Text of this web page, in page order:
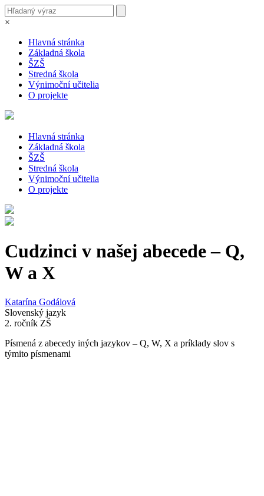
×
Hlavná stránka
Základná škola
ŠZŠ
Stredná škola
Výnimoční učitelia
O projekte
Hlavná stránka
Základná škola
ŠZŠ
Stredná škola
Výnimoční učitelia
O projekte
Cudzinci v našej abecede – Q,
W a X
Katarína Godálová
Slovenský jazyk
2. ročník ZŠ
Písmená z abecedy iných jazykov – Q, W, X a príklady slov s
týmito písmenami